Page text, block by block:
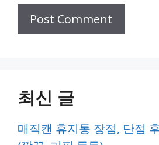
최신 글
매직캔 휴지통 장점, 단점